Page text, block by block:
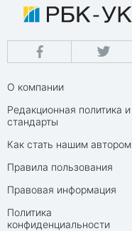
О компании
Редакционная политика и
стандарты
Как стать нашим автором
Правила пользования
Правовая информация
Политика
конфиденциальности